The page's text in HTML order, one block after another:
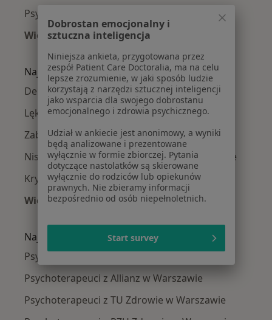
Psychoterapeuci Wola
Więcej (14)
Więcej w kategorii: Psychoterapeuci w pobliżu
Najczęście leczone choroby
Depresja w Warszawie
Lęki w Warszawie
Zaburzenia lękowe w Warszawie
Niskie poczucie własnej wartości w Warszawie
Kryzys emocjonalny w Warszawie
Więcej (15)
Najpopularniejsze ubezpieczenia
Psychoterapeuci z Medicover w Warszawie
Psychoterapeuci z Allianz w Warszawie
Psychoterapeuci z TU Zdrowie w Warszawie
Dobrostan emocjonalny i
sztuczna inteligencja
Niniejsza ankieta, przygotowana przez
zespół Patient Care Doctoralia, ma na celu
lepsze zrozumienie, w jaki sposób ludzie
korzystają z narzędzi sztucznej inteligencji
jako wsparcia dla swojego dobrostanu
emocjonalnego i zdrowia psychicznego.
Udział w ankiecie jest anonimowy, a wyniki
będą analizowane i prezentowane
wyłącznie w formie zbiorczej. Pytania
dotyczące nastolatków są skierowane
wyłącznie do rodziców lub opiekunów
prawnych. Nie zbieramy informacji
bezpośrednio od osób niepełnoletnich.
Start survey